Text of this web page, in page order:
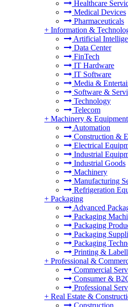
Healthcare
Medical Devices
Pharmaceuticals
+ Information &
Artificial
Data Center
FinTech
IT Hardware
IT Software
Media &
Software &
Technology
Telecom
+ Machinery & Equipment
Automation
Construction &
Electrical
Industrial
Industrial Goods
Machinery
Manufacturing
Refrigeration
+ Packaging
Advanced
Packaging
Packaging
Packaging
Packaging
Printing &
+ Professional &
Commercial
Consumer &
Professional
+ Real Estate &
Construction